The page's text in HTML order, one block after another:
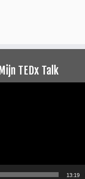
Mijn TEDx Talk
13:19